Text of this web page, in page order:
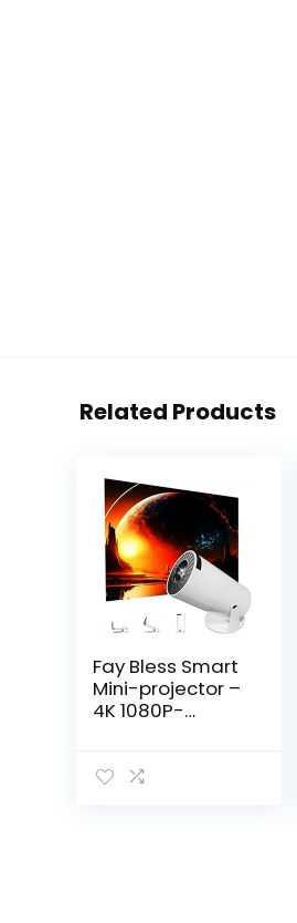
Related Products
Fay Bless Smart
Mini-projector –
4K 1080P-
horizontale